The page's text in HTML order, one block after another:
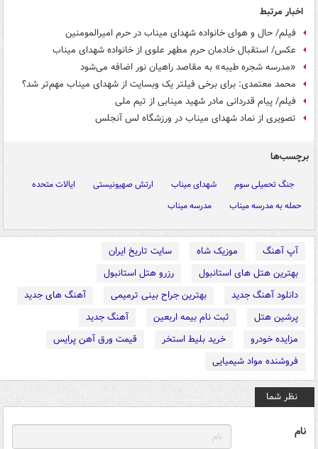
اخبار مرتبط
فیلم/ حال و هوای خانواده شهدای میناب در حرم امیرالمومنین
عکس/ استقبال خادمان حرم مطهر علوی از خانواده شهدای میناب
«مدرسه شجره طیبه» به مقاصد راهیان نور اضافه می‌شود
محمد معتمدی: برای برخی فیلتر یک وبسایت از شهدای میناب مهم‌تر شد؟
فیلم/ پیام قدردانی مادر شهید مینابی از تیم ملی
تصویری از نماد شهدای میناب در ورزشگاه لس آنجلس
برچسب‌ها
جنگ تحمیلی سوم شهدای میناب ارتش صهیونیستی
ایالات متحده
حمله به مدرسه میناب
مدرسه میناب
آپ آهنگ موزیک شاه
سایت تاریخ ایران
بهترین هتل های استانبول
رزرو هتل استانبول
دانلود آهنگ جدید
بهترین جراح بینی ترمیمی
آهنگ های جدید
پرشین هتل
ثبت نام بیمه اربعین
آهنگ جدید
مزایده خودرو
خرید بلیط استخر
قیمت ورق آهن پرایس
فروشنده مواد شیمیایی
نظر شما
نام